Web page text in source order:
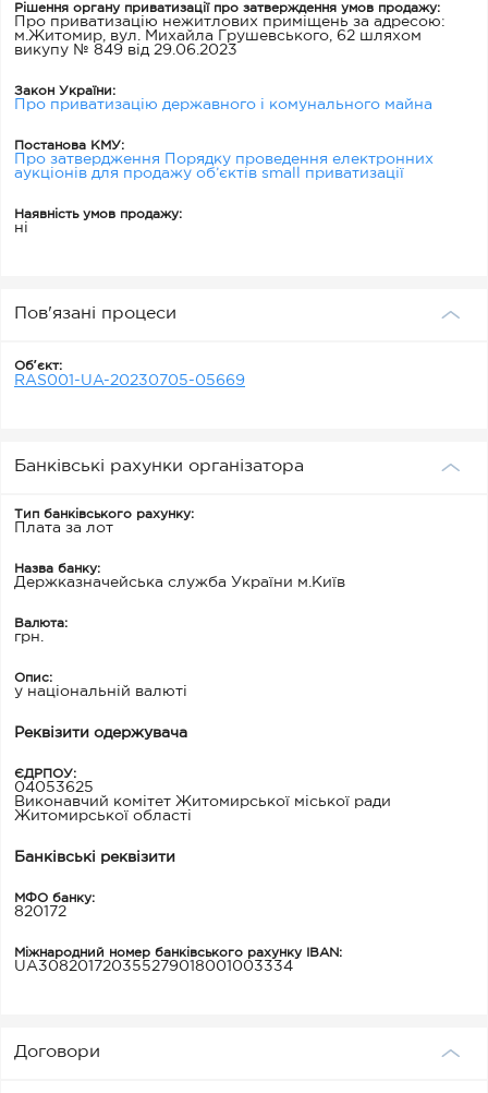
Рішення органу приватизації про затверждення умов продажу:
Про приватизацію нежитлових приміщень за адресою:
м.Житомир, вул. Михайла Грушевського, 62 шляхом
викупу № 849 від 29.06.2023
Закон України:
Про приватизацію державного і комунального майна
Постанова КМУ:
Про затвердження Порядку проведення електронних
аукціонів для продажу об’єктів small приватизації
Наявність умов продажу:
ні
Пов'язані процеси
Обʼєкт:
RAS001-UA-20230705-05669
Банківські рахунки організатора
Тип банківського рахунку:
Плата за лот
Назва банку:
Держказначейська служба України м.Київ
Валюта:
грн.
Опис:
у національній валюті
Реквізити одержувача
ЄДРПОУ:
04053625
Виконавчий комітет Житомирської міської ради
Житомирської області
Банківські реквізити
МФО банку:
820172
Міжнародний номер банківського рахунку IBAN:
UA308201720355279018001003334
Договори